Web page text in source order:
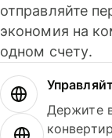
отправляйте
экономия на
одном счету.
Держите